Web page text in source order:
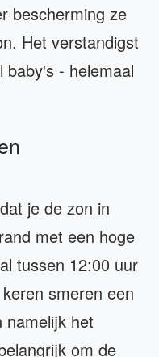
bescherming ze
Het verstandigst
baby's - helemaal
je de zon in
met een hoge
tussen 12:00 uur
smeren een
namelijk het
om de